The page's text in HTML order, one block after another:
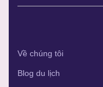
Về chúng tôi
Blog du lịch